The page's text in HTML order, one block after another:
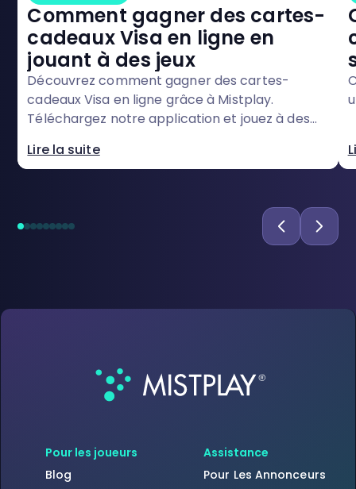
Comment gagner des cartes-
cadeaux Visa en ligne en
jouant à des jeux
Découvrez comment gagner des cartes-
cadeaux Visa en ligne grâce à Mistplay.
Téléchargez notre application et jouez à des
accumuler des récompenses dès aujourd'hui
Lire la suite
Pour les joueurs
Blog
Assistance
Pour Les Annonceurs